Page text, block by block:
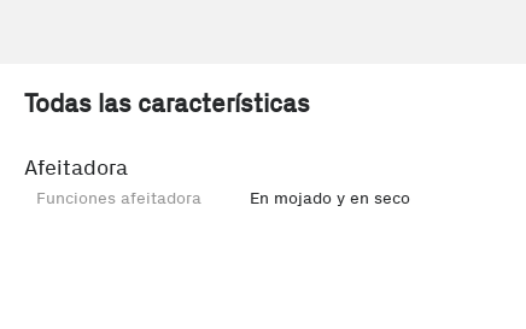
Todas las características
Afeitadora
Funciones afeitadora En mojado y en seco